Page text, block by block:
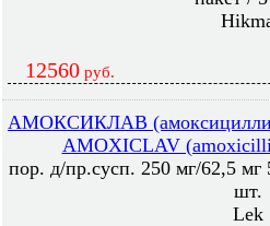
12560 руб.
АМОКСИКЛАВ
AMOXICLAV
пор. д/пр.сусп. 250 мг/62,5
шт.
Lek